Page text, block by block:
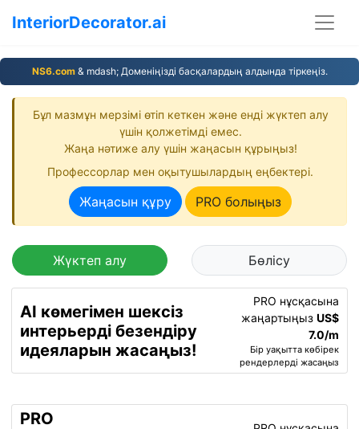
InteriorDecorator.ai
NS6.com& mdash; Доменіңізді басқалардың алдында тіркеңіз.
Бұл мазмұн мерзімі өтіп кеткен және енді жүктеп алу
үшін қолжетімді емес.
Жаңа нәтиже алу үшін жаңасын құрыңыз!
Профессорлар мен оқытушылардың еңбектері.
Жаңасын құру PRO болыңыз
Жүктеп алу Бөлісу
AI көмегімен шексіз
интерьерді безендіру
идеяларын жасаңыз!
PRO нұсқасына
жаңартыңыз US$
7.0/m
Бір уақытта көбірек
рендерлерді жасаңыз
PRO